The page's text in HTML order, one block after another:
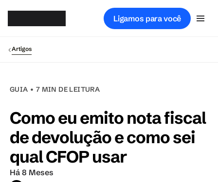
Ligamos para você
Artigos
GUIA • 7 MIN DE LEITURA
Como eu emito nota fiscal
de devolução e como sei
qual CFOP usar
Há 8 Meses